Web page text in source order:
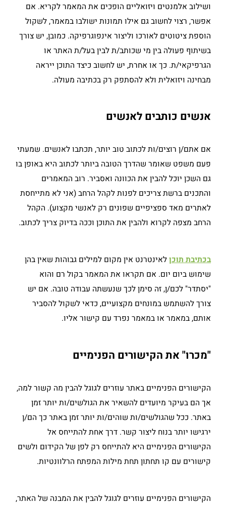
ושילוב אלמנטים ויזואליים הופכים את המאמר לקריא. אם
אפשר, רצוי לחשוב גם אילו תמונות ישולבו במאמר, לשקול
הוספת ציטוטים לאורכו וליצור אינפוגרפיקה. כמובן, יש צורך
בשיתוף פעולה בין מי שכותב/ת לבין בעל/ת האתר או
הגרפיקאי/ת. כך או אחרת, יש לחשוב כיצד התוכן ייראה
מבחינה ויזואלית ולא להסתפק רק בכתיבה מעולה.
אנשים כותבים לאנשים
אם אתם/ן רוצים/ות לכתוב טוב יותר, תכתבו לאנשים. שמעתי
פעם משפט שאומר שהדרך הטובה ביותר לכתוב היא באופן בו
גם השכן יוכל להבין את הכוונה ואסביר. רוב המאמרים
והתכנים ברשת צריכים לפנות לקהל הרחב (אני לא מתייחסת
לאתרים מאד ספציפיים שפונים רק לאנשי מקצוע). הקהל
הרחב מצפה לקרוא ולהבין את התוכן וככה בדיוק צריך לכתוב.
בכתיבת תוכןלאינטרנט אין מקום למילים גבוהות שאין בהן
שימוש ביום יום. אם תקראו את המאמר בקול רם והוא
"יסתדר" לכם/ן, זה סימן לכך שנעשתה עבודה טובה. אם יש
צורך להשתמש במונחים מקצועיים, כדאי לשקול להסביר
אותם, במאמר או במאמר נפרד עם קישור אליו.
"מכרו" את הקישורים הפנימיים
הקישורים הפנימיים באתר עוזרים לגוגל להבין מה קשור למה,
אך הם בעיקר מיועדים להשאיר את הגולשים/ות יותר זמן
באתר. ככל שהגולשים/ות שוהים/ות יותר זמן באתר כך הם/ן
ירגישו יותר בנוח ליצור קשר. דרך אחת להתייחס אל
הקישורים הפנימיים היא להתייחס רק לפן של הקידום ולשים
קישורים עם קו תחתון תחת מילות המפתח הרלוונטיות.
הקישורים הפנימיים עוזרים לגוגל להבין את המבנה של האתר,